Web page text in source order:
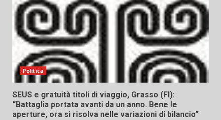
Politica
SEUS e gratuità titoli di viaggio, Grasso (FI):
“Battaglia portata avanti da un anno. Bene le
aperture, ora si risolva nelle variazioni di bilancio”